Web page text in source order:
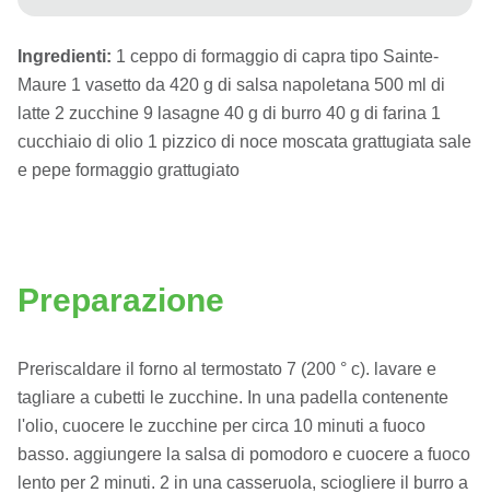
Ingredienti: 1 ceppo di formaggio di capra tipo Sainte-
Maure 1 vasetto da 420 g di salsa napoletana 500 ml di
latte 2 zucchine 9 lasagne 40 g di burro 40 g di farina 1
cucchiaio di olio 1 pizzico di noce moscata grattugiata sale
e pepe formaggio grattugiato
Preparazione
Preriscaldare il forno al termostato 7 (200 ° c). lavare e
tagliare a cubetti le zucchine. In una padella contenente
l'olio, cuocere le zucchine per circa 10 minuti a fuoco
basso. aggiungere la salsa di pomodoro e cuocere a fuoco
lento per 2 minuti. 2 in una casseruola, sciogliere il burro a